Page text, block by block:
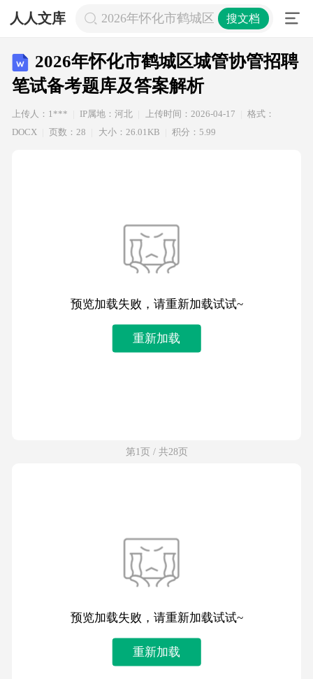
人人文库 2026年怀化市鹤城区城管协管招聘笔
搜文档
2026年怀化市鹤城区城管协管招聘
笔试备考题库及答案解析
上传人：1*** IP属地：河北 上传时间：2026-04-17
格式：
DOCX
页数：28 大小：26.01KB 积分：5.99
预览加载失败，请重新加载试试~
重新加载
第1页 / 共28页
预览加载失败，请重新加载试试~
重新加载